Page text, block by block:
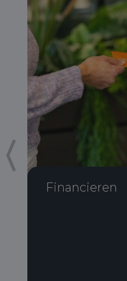
Financieren